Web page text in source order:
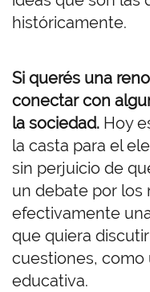
históricamente.
Si querés una
conectar con
la sociedad. Hoy
la casta para el
sin perjuicio de
un debate por los
efectivamente
que quiera
cuestiones, como
educativa.